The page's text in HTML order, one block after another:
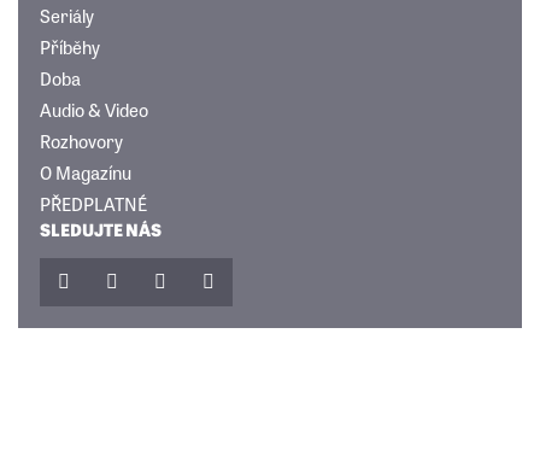
Seriály
Příběhy
Doba
Audio & Video
Rozhovory
O Magazínu
PŘEDPLATNÉ
SLEDUJTE NÁS